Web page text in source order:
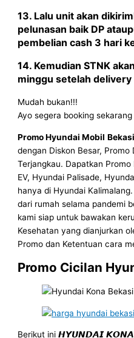
13. Lalu unit akan
pelunasan baik DP
pembelian cash 3 hari
14. Kemudian STNK
minggu setelah delivery
Mudah bukan!!!
Ayo segera booking sekarang
Promo Hyundai Mobil
dengan Diskon Besar, Promo
Terjangkau. Dapatkan Promo
EV, Hyundai Palisade,
hanya di Hyundai
dari rumah selama pandemi
kami siap untuk bawakan
Kesehatan yang dianjurkan
Promo dan Ketentuan cara
Promo Cicilan
Berikut ini 𝙃𝙔𝙐𝙉𝘿𝘼𝙄